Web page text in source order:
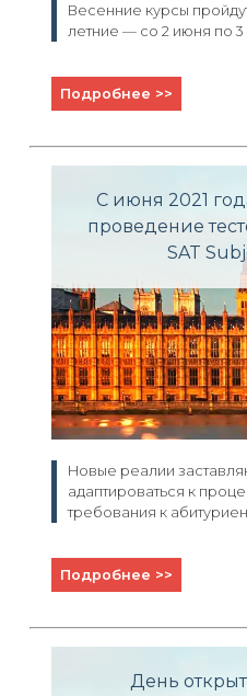
Весенние курсы
летние — со 2 июня по 3
Подробнее >>
С июня 2021
проведение
SAT
Новые реалии
адаптироваться к
требования к
Подробнее >>
День